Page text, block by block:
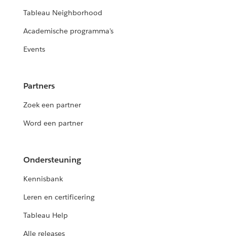
Tableau Neighborhood
Academische programma's
Events
Partners
Zoek een partner
Word een partner
Ondersteuning
Kennisbank
Leren en certificering
Tableau Help
Alle releases